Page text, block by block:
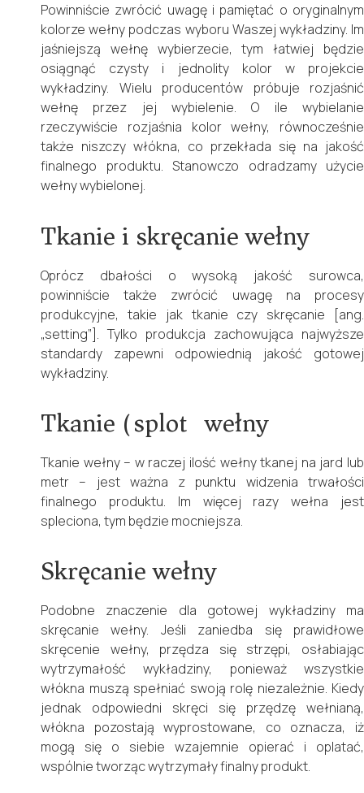
Powinniście zwrócić uwagę i pamiętać o oryginalnym
kolorze wełny podczas wyboru Waszej wykładziny. Im
jaśniejszą wełnę wybierzecie, tym łatwiej będzie
osiągnąć czysty i jednolity kolor w projekcie
wykładziny. Wielu producentów próbuje rozjaśnić
wełnę przez jej wybielenie. O ile wybielanie
rzeczywiście rozjaśnia kolor wełny, równocześnie
także niszczy włókna, co przekłada się na jakość
finalnego produktu. Stanowczo odradzamy użycie
wełny wybielonej.
Tkanie i skręcanie wełny
Oprócz dbałości o wysoką jakość surowca,
powinniście także zwrócić uwagę na procesy
produkcyjne, takie jak tkanie czy skręcanie [ang.
„setting”]. Tylko produkcja zachowująca najwyższe
standardy zapewni odpowiednią jakość gotowej
wykładziny.
Tkanie (splot) wełny
Tkanie wełny – w raczej ilość wełny tkanej na jard lub
metr – jest ważna z punktu widzenia trwałości
finalnego produktu. Im więcej razy wełna jest
spleciona, tym będzie mocniejsza.
Skręcanie wełny
Podobne znaczenie dla gotowej wykładziny ma
skręcanie wełny. Jeśli zaniedba się prawidłowe
skręcenie wełny, przędza się strzępi, osłabiając
wytrzymałość wykładziny, ponieważ wszystkie
włókna muszą spełniać swoją rolę niezależnie. Kiedy
jednak odpowiedni skręci się przędzę wełnianą,
włókna pozostają wyprostowane, co oznacza, iż
mogą się o siebie wzajemnie opierać i oplatać,
wspólnie tworząc wytrzymały finalny produkt.